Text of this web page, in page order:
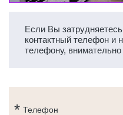
Если Вы
контактный телефон и
телефону,
Телефон